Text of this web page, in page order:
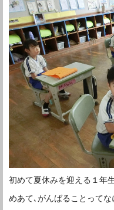
初めて夏休みを迎える１年
めあて､がんばることってな